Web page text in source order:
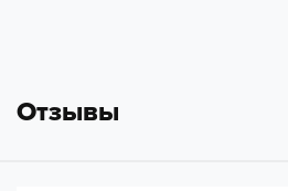
Отзывы